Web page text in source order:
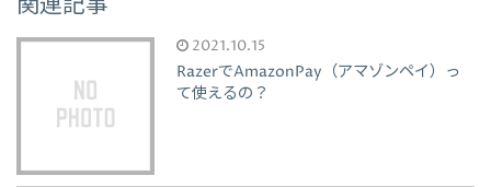
2021.10.15
RazerでAmazonPay（アマゾンペイ）っ
て使えるの？